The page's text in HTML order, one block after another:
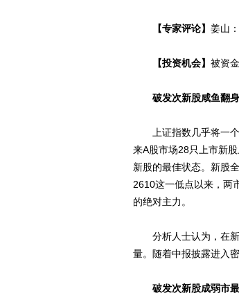
【专家评论】 姜山
【投资机会】 被资
破发次新股咸鱼翻身
上证指数几乎将一个
来A股市场28只上市新
新股的最佳状态。新股
2610这一低点以来，两
的绝对主力。
分析人士认为，在新
量。随着中报披露进入
破发次新股成弱市